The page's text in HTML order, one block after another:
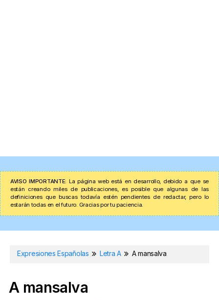
AVISO IMPORTANTE: La página web está en desarrollo, debido a que se
están creando miles de publicaciones, es posible que algunas de las
definiciones que buscas todavía estén pendientes de redactar, pero lo
estarán todas en el futuro. Gracias por tu paciencia.
Expresiones Españolas Letra A A mansalva
A mansalva